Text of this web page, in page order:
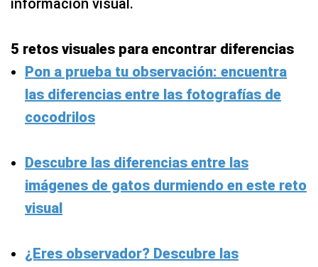
información visual.
5 retos visuales para encontrar diferencias
Pon a prueba tu observación: encuentra
las diferencias entre las fotografías de
cocodrilos
Descubre las diferencias entre las
imágenes de gatos durmiendo en este reto
visual
¿Eres observador? Descubre las